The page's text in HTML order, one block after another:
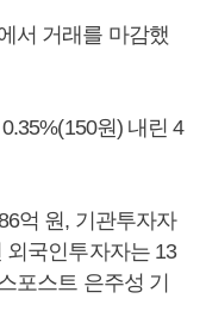
서 거래를 마감했
원) 내린 4
억 원, 기관투자자
외국인투자자는 13
포스트 은주성 기